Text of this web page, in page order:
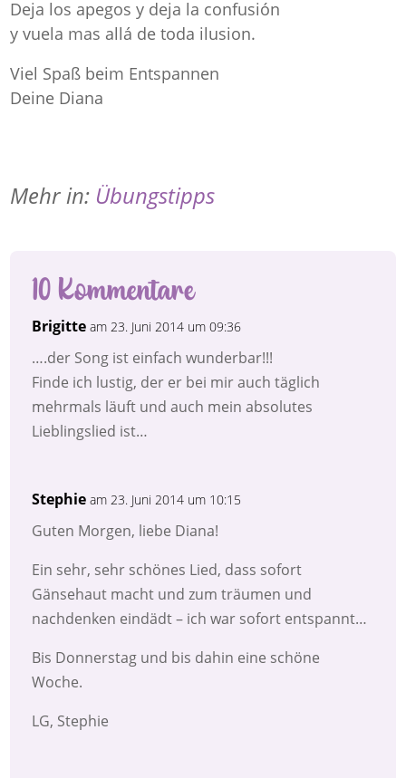
Deja los apegos y deja la confusión
y vuela mas allá de toda ilusion.
Viel Spaß beim Entspannen
Deine Diana
Mehr in: Übungstipps
10 Kommentare
Brigitte am 23. Juni 2014 um 09:36
….der Song ist einfach wunderbar!!!
Finde ich lustig, der er bei mir auch täglich
mehrmals läuft und auch mein absolutes
Lieblingslied ist…
Stephie am 23. Juni 2014 um 10:15
Guten Morgen, liebe Diana!
Ein sehr, sehr schönes Lied, dass sofort
Gänsehaut macht und zum träumen und
nachdenken eindädt – ich war sofort entspannt…
Bis Donnerstag und bis dahin eine schöne
Woche.
LG, Stephie